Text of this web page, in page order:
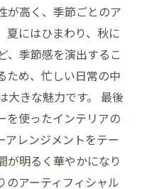
が高く、季節ごとのア
夏にはひまわり、秋に
、季節感を演出するこ
ため、忙しい日常の中
大きな魅力です。 最後
を使ったインテリアの
アレンジメントをテー
が明るく華やかになり
のアーティフィシャル